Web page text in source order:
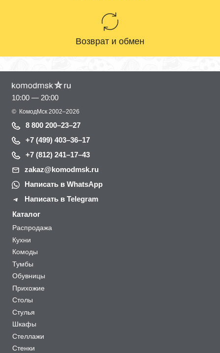
Возврат и обмен
10:00 — 20:00
© КомодМск 2002–2026
8 800 200–23–27
+7 (499) 403–36–17
+7 (812) 241–17–43
zakaz@komodmsk.ru
Написать в WhatsApp
Написать в Telegram
Каталог
Распродажа
Кухни
Комоды
Тумбы
Обувницы
Прихожие
Столы
Стулья
Шкафы
Стеллажи
Стенки